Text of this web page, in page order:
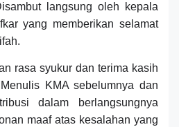
langsung oleh kepala
yang memberikan selamat
rasa syukur dan terima kasih
KMA sebelumnya dan
dalam berlangsungnya
maaf atas kesalahan yang